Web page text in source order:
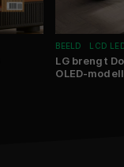
BEELD LCD
LG brengt
OLED-